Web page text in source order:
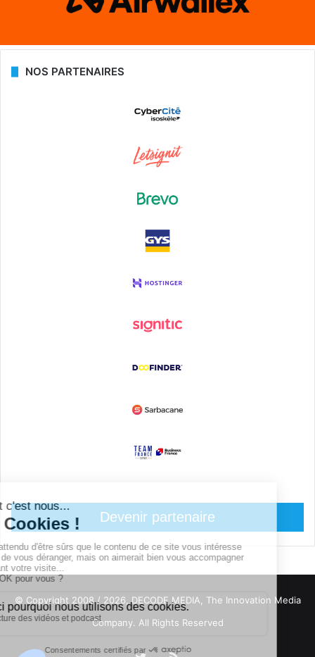
NOS PARTENAIRES
Devenir partenaire
© Copyright 2008 / 2026,DECODE MEDIA, The Innovation Media
Company. All Rights Reserved